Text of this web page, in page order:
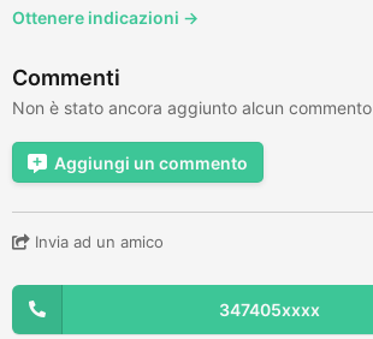
Ottenere indicazioni →
Commenti
Non è stato ancora aggiunto alcun commento
Aggiungi un commento
Invia ad un amico
347405xxxx